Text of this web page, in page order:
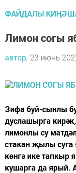
ФАЙДАЛЫ
Лимон согы
автор, 23 июнь
Зифа буй-сынлы
дуслашырга
лимонлы су
стакан җылы
көнгә ике тапкыр
кушарга да ярый.